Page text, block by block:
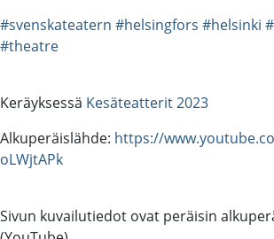
#svenskateatern #helsingfors #helsinki
#theatre
Keräyksessä Kesäteatterit 2023
Alkuperäislähde: https://
oLWjtAPk
Sivun kuvailutiedot ovat peräisin